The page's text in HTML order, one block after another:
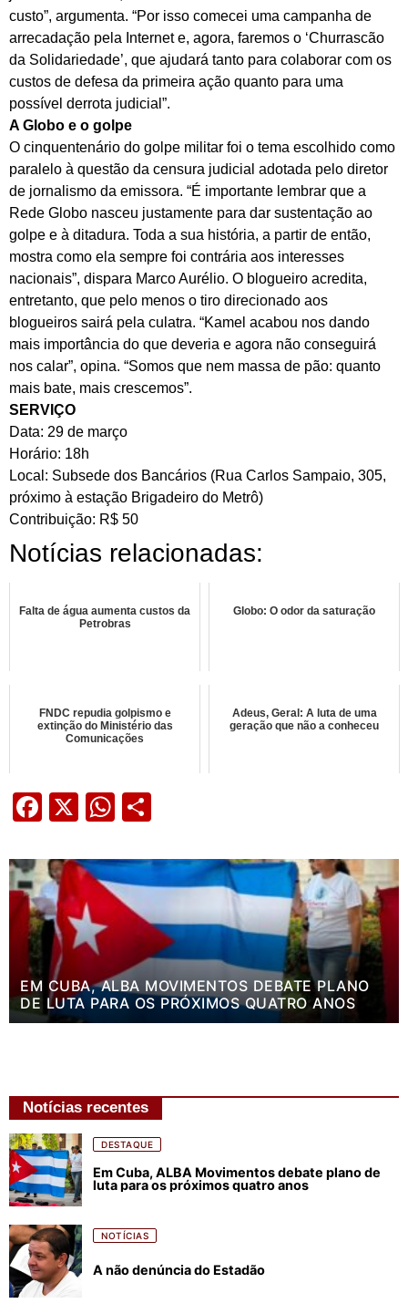
custo”, argumenta. “Por isso comecei uma campanha de
arrecadação pela Internet e, agora, faremos o ‘Churrascão
da Solidariedade’, que ajudará tanto para colaborar com os
custos de defesa da primeira ação quanto para uma
possível derrota judicial”.
A Globo e o golpe
O cinquentenário do golpe militar foi o tema escolhido como
paralelo à questão da censura judicial adotada pelo diretor
de jornalismo da emissora. “É importante lembrar que a
Rede Globo nasceu justamente para dar sustentação ao
golpe e à ditadura. Toda a sua história, a partir de então,
mostra como ela sempre foi contrária aos interesses
nacionais”, dispara Marco Aurélio. O blogueiro acredita,
entretanto, que pelo menos o tiro direcionado aos
blogueiros sairá pela culatra. “Kamel acabou nos dando
mais importância do que deveria e agora não conseguirá
nos calar”, opina. “Somos que nem massa de pão: quanto
mais bate, mais crescemos”.
SERVIÇO
Data: 29 de março
Horário: 18h
Local: Subsede dos Bancários (Rua Carlos Sampaio, 305,
próximo à estação Brigadeiro do Metrô)
Contribuição: R$ 50
Notícias relacionadas:
Falta de água aumenta custos da
Petrobras
Globo: O odor da saturação
FNDC repudia golpismo e
extinção do Ministério das
Comunicações
Adeus, Geral: A luta de uma
geração que não a conheceu
Facebook
X WhatsApp
EM CUBA, ALBA MOVIMENTOS DEBATE PLANO
DE LUTA PARA OS PRÓXIMOS QUATRO ANOS
Notícias recentes
DESTAQUE
Em Cuba, ALBA Movimentos debate plano de
luta para os próximos quatro anos
NOTÍCIAS
A não denúncia do Estadão